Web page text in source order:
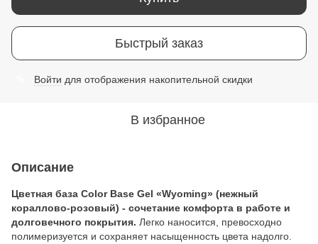
Быстрый заказ
Войти для отображения накопительной скидки
В избранное
Описание
Цветная база Color Base Gel «Wyoming» (нежный
кораллово-розовый) - сочетание комфорта в работе и
долговечного покрытия. Легко наносится, превосходно
полимеризуется и сохраняет насыщенность цвета надолго.